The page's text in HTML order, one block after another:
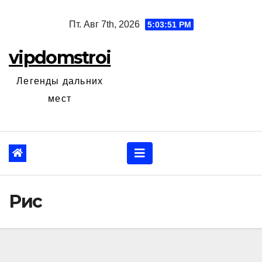
Пт. Авг 7th, 2026 5:03:52 PM
vipdomstroi
Легенды дальних
мест
Рис